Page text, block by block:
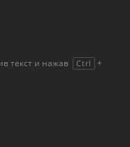
текст и нажав Ctrl +